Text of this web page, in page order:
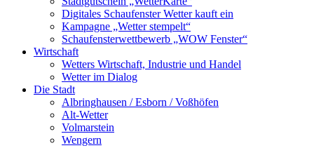
Digitales Schaufenster Wetter kauft ein
Kampagne „Wetter stempelt“
Schaufensterwettbewerb „WOW Fenster“
Wirtschaft
Wetters Wirtschaft, Industrie und Handel
Wetter im Dialog
Die Stadt
Albringhausen / Esborn / Voßhöfen
Alt-Wetter​
Volmarstein
Wengern